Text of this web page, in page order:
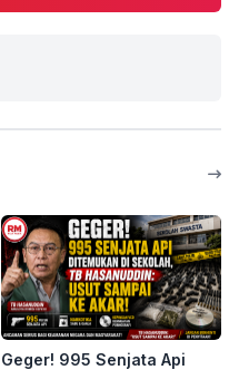
Geger! 995 Senjata Api